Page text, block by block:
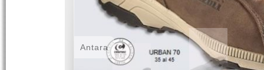
Antara